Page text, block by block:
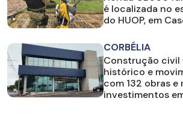
é localizada no
do HUOP, em
CORBÉLIA
Construção civil
histórico e
com 132 obras e
investimentos